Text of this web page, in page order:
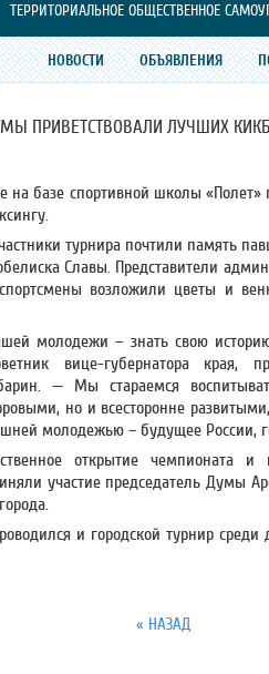
ТЕРРИТОРИАЛЬНОЕ ОБЩЕСТВЕННОЕ
НОВОСТИ ОБЪЯВЛЕНИЯ
ПРИВЕТСТВОВАЛИ ЛУЧШИХ
на базе спортивной школы
турнира почтили память
Славы. Представители
спортсмены возложили цветы и
молодежи – знать свою
вице-губернатора края,
— Мы стараемся
но и всесторонне
молодежью – будущее России,
открытие чемпионата и
участие председатель Думы
и городской турнир
« НАЗАД